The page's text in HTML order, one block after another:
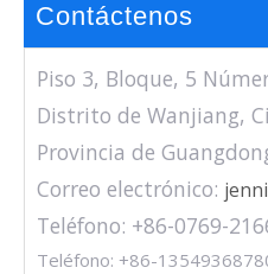
Contáctenos
Piso 3, Bloque, 5
Distrito de Wanjiang,
Provincia de
Correo electrónico:
Teléfono: +86-0769-
Teléfono: +86-